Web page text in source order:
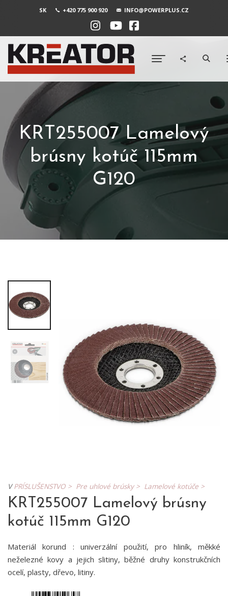
SK +420 775 900 920 INFO@POWERPLUS.CZ
KRT255007 Lamelový
brúsny kotúč 115mm
G120
VPRÍSLUŠENSTVO > Pre uhlové brúsky > Lamelové kotúče >
KRT255007 Lamelový brúsny
kotúč 115mm G120
Materiál korund : univerzální použití, pro hliník, měkké
neželezné kovy a jejich slitiny, běžné druhy konstrukčních
ocelí, plasty, dřevo, litiny.